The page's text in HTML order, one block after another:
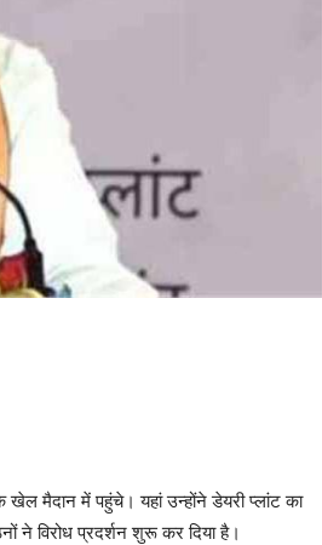
खेल मैदान में पहुंचे। यहां उन्होंने डेयरी प्लांट का
विरोध प्रदर्शन शुरू कर दिया है।